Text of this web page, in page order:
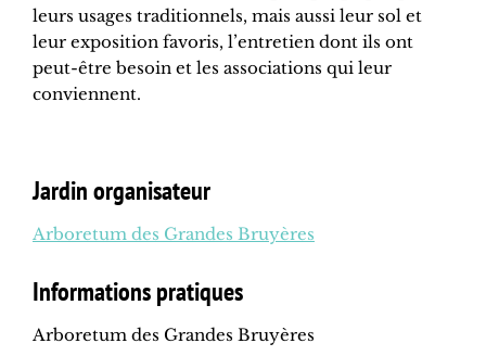
leurs usages traditionnels, mais aussi leur sol et
leur exposition favoris, l’entretien dont ils ont
peut-être besoin et les associations qui leur
conviennent.
Jardin organisateur
Arboretum des Grandes Bruyères
Informations pratiques
Arboretum des Grandes Bruyères